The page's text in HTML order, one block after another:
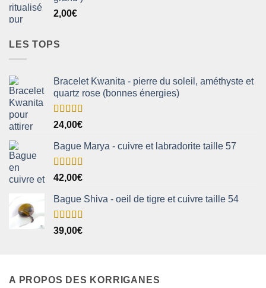
2,00€
LES TOPS
Bracelet Kwanita - pierre du soleil, améthyste et
quartz rose (bonnes énergies)
Note5.00
sur 5
24,00€
Bague Marya - cuivre et labradorite taille 57
Note5.00
sur 5
42,00€
Bague Shiva - oeil de tigre et cuivre taille 54
Note5.00
sur 5
39,00€
A PROPOS DES KORRIGANES